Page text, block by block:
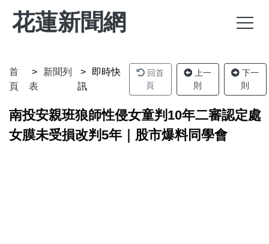
花蓮新聞網
首
頁
新聞列
表
即時快
訊
回首
頁
上一
則
下一
則
南投安親班狼師性侵女童判10年二審認定處
女膜未受損改判5年｜股市爆料同學會